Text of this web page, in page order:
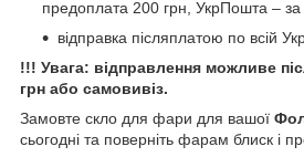
предоплата 200 грн, УкрПошта – за
відправка післяплатою по всій
!!! Увага: відправлення можливе
грн або самовивіз.
Замовте скло для фари для вашої
сьогодні та поверніть фарам блиск і